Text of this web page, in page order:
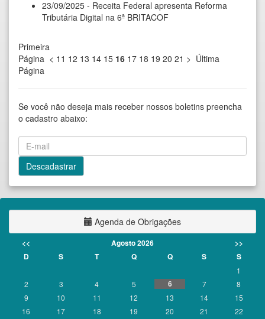
23/09/2025 - Receita Federal apresenta Reforma
Tributária Digital na 6ª BRITACOF
Primeira
Página < 11 12 13 14 15 16 17 18 19 20 21 > Última
Página
Se você não deseja mais receber nossos boletins preencha
o cadastro abaixo:
Agenda de Obrigações
<< Agosto 2026
>>
D
S T Q Q S S
1
2
3 4 5 6 7
8
9
10 11 12 13 14
15
16
17 18 19 20 21
22